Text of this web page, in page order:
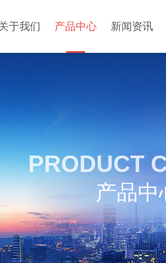
于我们 产品中心 新闻资讯
PRODUCT
产品中